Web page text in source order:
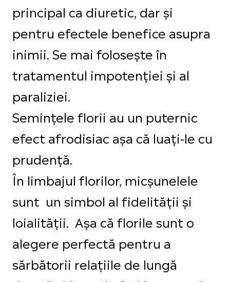
principal ca diuretic, dar și
pentru efectele benefice asupra
inimii. Se mai folosește în
tratamentul impotenției și al
paraliziei.
Semințele florii au un puternic
efect afrodisiac așa că luați-le cu
prudență.
În limbajul florilor, micșunelele
sunt un simbol al fidelității și
loialității. Așa că florile sunt o
alegere perfectă pentru a
sărbătorii relațiile de lungă